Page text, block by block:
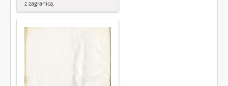
z zagranicą.